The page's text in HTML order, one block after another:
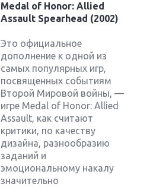
Medal of Honor: Allied
Assault Spearhead (2002)
Это официальное
дополнение к одной из
самых популярных игр,
посвященных событиям
Второй Мировой войны, —
игре Medal of Honor: Allied
Assault, как считают
критики, по качеству
дизайна, разнообразию
заданий и
эмоциональному накалу
значительно